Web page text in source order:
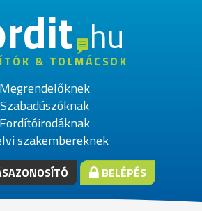
hu
& TOLMÁCSOK
Megrendelőknek
Szabadúszóknak
Fordítóirodáknak
szakembereknek
BELÉPÉS